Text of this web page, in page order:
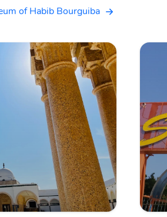
of Habib Bourguiba